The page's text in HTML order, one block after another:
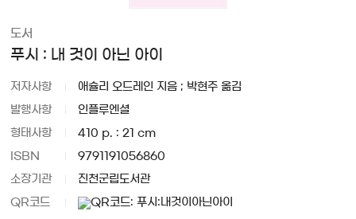
도서
푸시 : 내 것이 아닌 아이
저자사항 애슐리 오드레인 지음 ; 박현주 옮김
발행사항 인플루엔셜
형태사항 410 p. : 21 cm
ISBN 9791191056860
소장기관 진천군립도서관
QR코드